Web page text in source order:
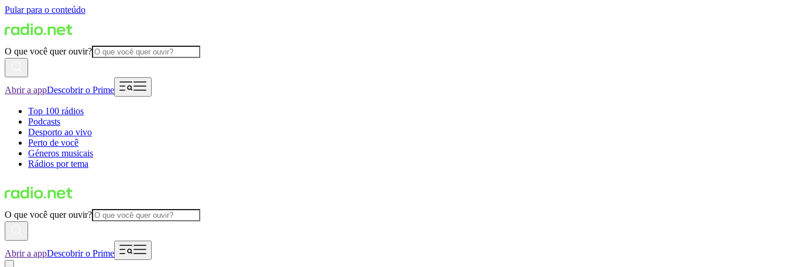
Pular para o conteúdo
O que você quer ouvir?
Abrir a appDescobrir o Prime
Top 100 rádios
Podcasts
Desporto ao vivo
Perto de você
Géneros musicais
Rádios por tema
O que você quer ouvir?
Abrir a appDescobrir o Prime